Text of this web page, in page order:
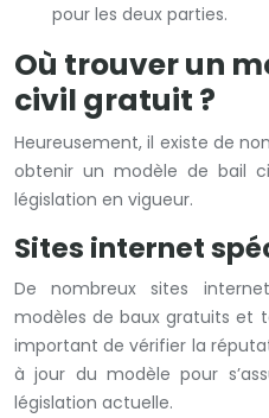
pour les deux parties.
Où trouver un
civil gratuit ?
Heureusement, il existe de
obtenir un modèle de bail
législation en vigueur.
Sites internet
De nombreux sites
modèles de baux gratuits et
important de vérifier la
à jour du modèle pour
législation actuelle.